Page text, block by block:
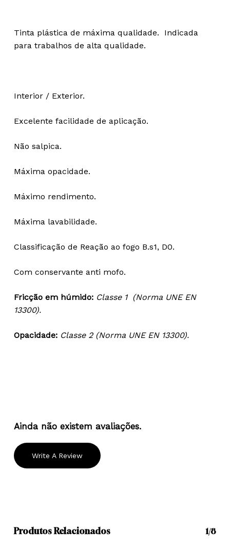
Tinta plástica de máxima qualidade. Indicada
para trabalhos de alta qualidade.
Interior / Exterior.
Excelente facilidade de aplicação.
Não salpica.
Máxima opacidade.
Máximo rendimento.
Máxima lavabilidade.
Classificação de Reação ao fogo B.s1, D0.
Com conservante anti mofo.
Fricção em húmido: Classe 1 (Norma UNE EN
13300).
Opacidade: Classe 2 (Norma UNE EN 13300).
Ainda não existem avaliações.
Write A Review
Produtos Relacionados 1/8